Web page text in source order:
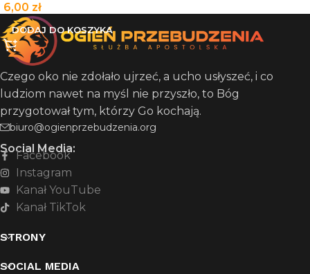
6,00 zł
DODAJ DO KOSZYKA
Czego oko nie zdołało ujrzeć, a ucho usłyszeć, i co
ludziom nawet na myśl nie przyszło, to Bóg
przygotował tym, którzy Go kochają.
biuro@ogienprzebudzenia.org
Social Media:
Facebook
Instagram
Kanał YouTube
Kanał TikTok
STRONY
SOCIAL MEDIA